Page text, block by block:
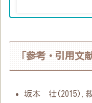
「参考・引用文献
坂本 壮(2015).